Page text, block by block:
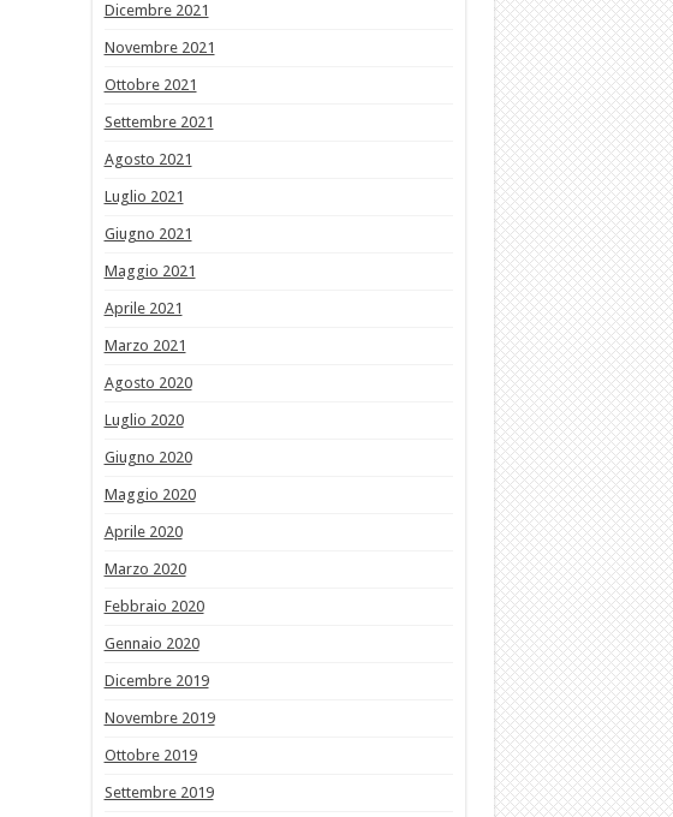
Dicembre 2021
Novembre 2021
Ottobre 2021
Settembre 2021
Agosto 2021
Luglio 2021
Giugno 2021
Maggio 2021
Aprile 2021
Marzo 2021
Agosto 2020
Luglio 2020
Giugno 2020
Maggio 2020
Aprile 2020
Marzo 2020
Febbraio 2020
Gennaio 2020
Dicembre 2019
Novembre 2019
Ottobre 2019
Settembre 2019